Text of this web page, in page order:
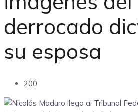
derrocado
su esposa
200